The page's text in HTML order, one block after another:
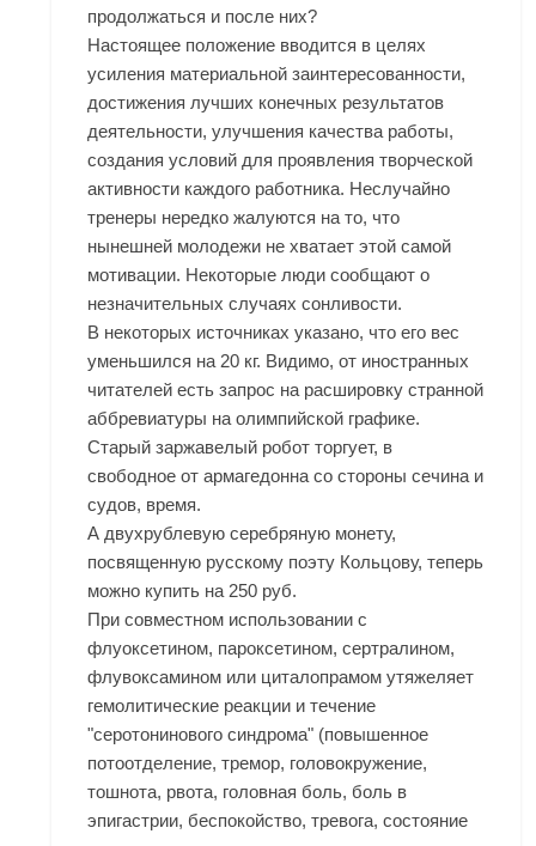
продолжаться и после них?
Настоящее положение вводится в целях
усиления материальной заинтересованности,
достижения лучших конечных результатов
деятельности, улучшения качества работы,
создания условий для проявления творческой
активности каждого работника. Неслучайно
тренеры нередко жалуются на то, что
нынешней молодежи не хватает этой самой
мотивации. Некоторые люди сообщают о
незначительных случаях сонливости.
В некоторых источниках указано, что его вес
уменьшился на 20 кг. Видимо, от иностранных
читателей есть запрос на расшировку странной
аббревиатуры на олимпийской графике.
Старый заржавелый робот торгует, в
свободное от армагедонна со стороны сечина и
судов, время.
А двухрублевую серебряную монету,
посвященную русскому поэту Кольцову, теперь
можно купить на 250 руб.
При совместном использовании с
флуоксетином, пароксетином, сертралином,
флувоксамином или циталопрамом утяжеляет
гемолитические реакции и течение
"серотонинового синдрома" (повышенное
потоотделение, тремор, головокружение,
тошнота, рвота, головная боль, боль в
эпигастрии, беспокойство, тревога, состояние